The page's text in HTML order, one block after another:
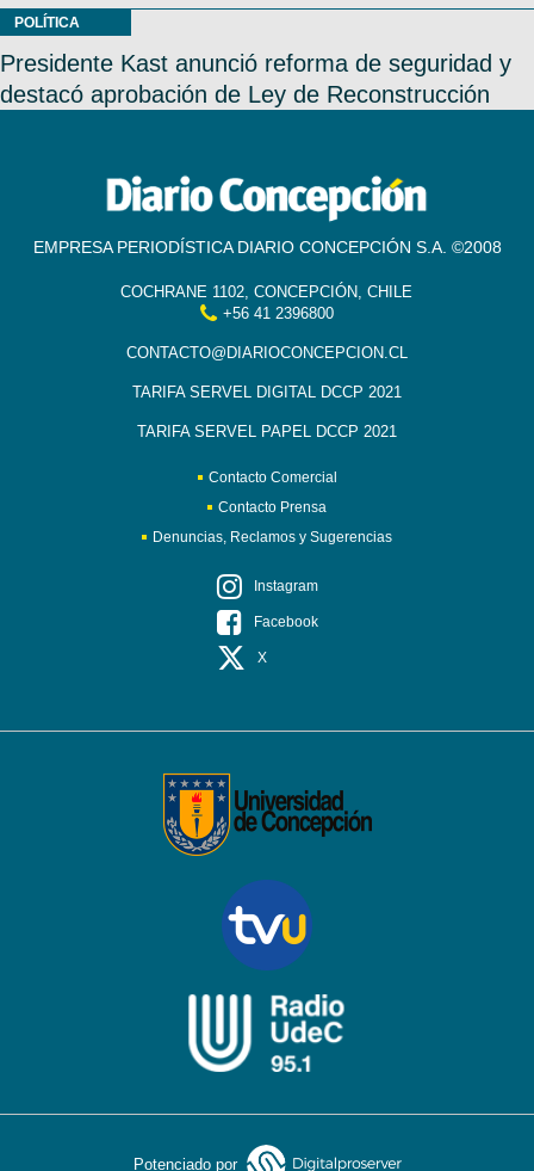
POLÍTICA
Presidente Kast anunció reforma de seguridad y
destacó aprobación de Ley de Reconstrucción
EMPRESA PERIODÍSTICA DIARIO CONCEPCIÓN S.A. ©2008
COCHRANE 1102, CONCEPCIÓN, CHILE
+56 41 2396800
CONTACTO@DIARIOCONCEPCION.CL
TARIFA SERVEL DIGITAL DCCP 2021
TARIFA SERVEL PAPEL DCCP 2021
Contacto Comercial
Contacto Prensa
Denuncias, Reclamos y Sugerencias
Instagram
Facebook
X
Potenciado por